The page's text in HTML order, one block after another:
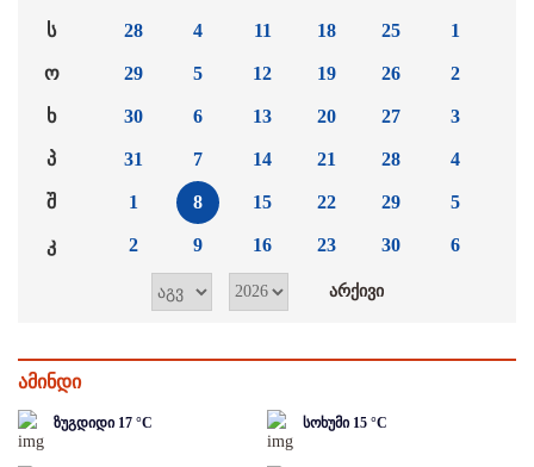
ს
ო
ხ
პ
შ
კ
28
29
30
31
1
2
4
5
6
7
8
9
11
12
13
14
15
16
18
19
20
21
22
23
25
26
27
28
29
30
1
2
3
4
5
6
ამინდი
ზუგდიდი 17 °C სოხუმი 15 °C